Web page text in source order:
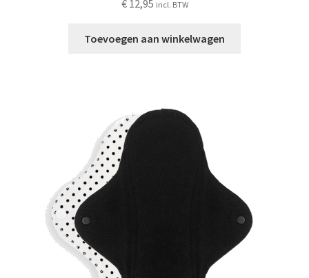
€12,95 incl. BTW
Toevoegen aan winkelwagen